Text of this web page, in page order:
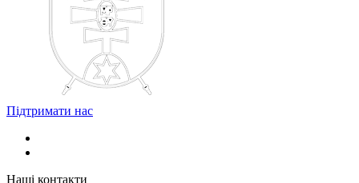
Підтримати нас
Наші контакти